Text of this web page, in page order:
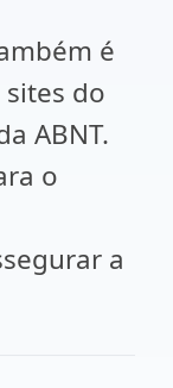
é
do
ABNT.
o
a